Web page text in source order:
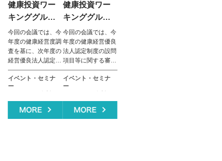
健康投資ワー
キンググルー
プ
３/１６開催
（Youtube視
今回の会議では、今
年度の健康経営度調
査を基に、次年度の
経営優良法人認定制
度の内容および設問
項目等に関する審議
中を目途に経済産業
イベント・セミナ
ー
お知らせ
健康投資ワー
キンググルー
プ
7/26開催
（Youtube視
今回の会議では、今
年度の健康経営優良
法人認定制度の設問
項目等に関する審議
を行います。資料及
び視聴用URLは前日
載予定。
イベント・セミナ
ー
お知らせ